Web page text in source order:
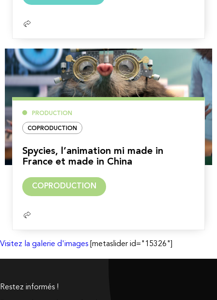
PRODUCTION
COPRODUCTION
Spycies, l’animation mi made in
France et made in China
COPRODUCTION
Visitez la galerie d'images [metaslider id="15326"]
Restez informés !